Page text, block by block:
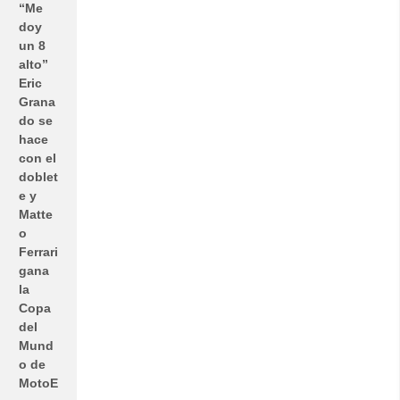
“Me
doy
un 8
alto”
Eric
Grana
do se
hace
con el
doblet
e y
Matte
o
Ferrari
gana
la
Copa
del
Mund
o de
MotoE